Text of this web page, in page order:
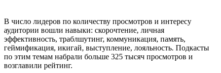
В число лидеров по количеству просмотров и интересу
аудитории вошли навыки: скорочтение, личная
эффективность, траблшутинг, коммуникация, память,
геймификация, икигай, выступление, лояльность. Подкасты
по этим темам набрали больше 325 тысяч просмотров и
возглавили рейтинг.